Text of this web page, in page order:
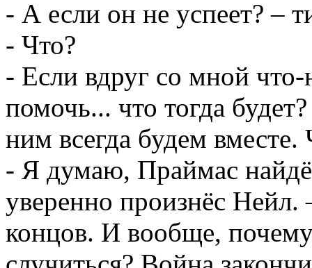
- А если он не успеет? –
- Что?
- Если вдруг со мной что-
помочь... что тогда
ним всегда будем вместе.
- Я думаю, Праймас
уверенно произнёс
концов. И вообще,